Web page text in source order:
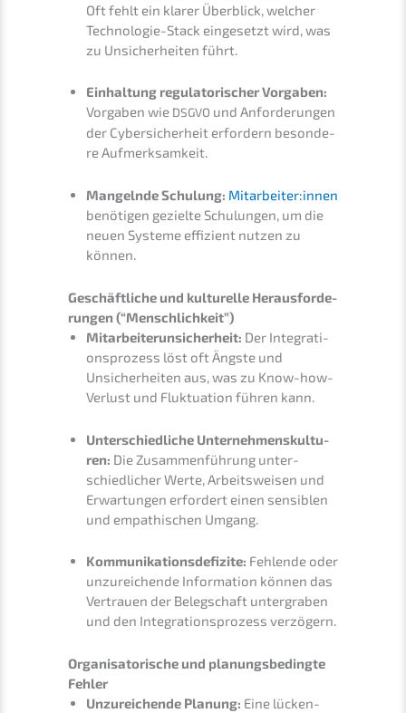
Oft fehlt ein klarer Überblick, welcher
Techno­lo­gie-Stack einge­setzt wird, was
zu Unsicher­hei­ten führt.
Einhal­tung regula­to­ri­scher Vorga­ben:
Vorga­ben wie DSGVO und Anfor­de­run­gen
der Cyber­si­cher­heit erfor­dern beson­de­
re Aufmerksamkeit.
Mangeln­de Schulung: Mitarbeiter:innen
benöti­gen geziel­te Schulun­gen, um die
neuen Syste­me effizi­ent nutzen zu
können.
Geschäft­li­che und kultu­rel­le Heraus­for­de­
run­gen (“Mensch­lich­keit”)
Mitar­bei­ter­un­si­cher­heit: Der Integra­ti­
ons­pro­zess löst oft Ängste und
Unsicher­hei­ten aus, was zu Know-how-
Verlust und Fluktua­ti­on führen kann.
Unter­schied­li­che Unter­neh­mens­kul­tu­
ren: Die Zusam­men­füh­rung unter­
schied­li­cher Werte, Arbeits­wei­sen und
Erwar­tun­gen erfor­dert einen sensi­blen
und empathi­schen Umgang.
Kommu­ni­ka­ti­ons­de­fi­zi­te: Fehlen­de oder
unzurei­chen­de Infor­ma­ti­on können das
Vertrau­en der Beleg­schaft unter­gra­ben
und den Integra­ti­ons­pro­zess verzögern.
Organi­sa­to­ri­sche und planungs­be­ding­te
Fehler
Unzurei­chen­de Planung: Eine lücken­